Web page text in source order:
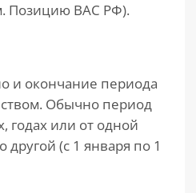
Позицию ВАС РФ).
и окончание периода
Обычно период
годах или от одной
(с 1 января по 1